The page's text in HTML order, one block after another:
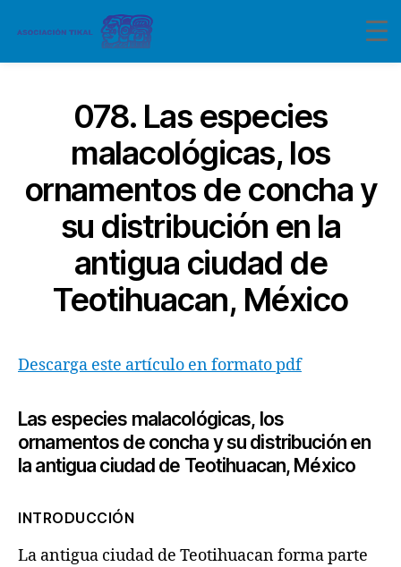
078. Las especies
malacológicas, los
ornamentos de concha y
su distribución en la
antigua ciudad de
Teotihuacan, México
Descarga este artículo en formato pdf
Las especies malacológicas, los
ornamentos de concha y su distribución en
la antigua ciudad de Teotihuacan, México
INTRODUCCIÓN
La antigua ciudad de Teotihuacan forma parte